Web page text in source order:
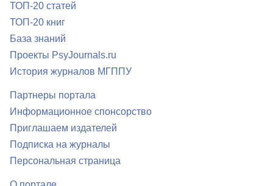
ТОП-20 статей
ТОП-20 книг
База знаний
Проекты PsyJournals.ru
История журналов МГППУ
Партнеры портала
Информационное спонсорство
Приглашаем издателей
Подписка на журналы
Персональная страница